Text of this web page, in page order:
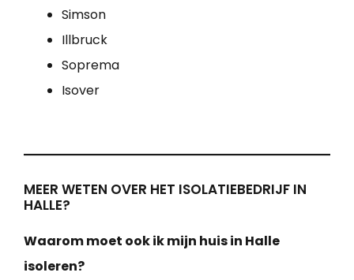
Simson
Illbruck
Soprema
Isover
MEER WETEN OVER HET ISOLATIEBEDRIJF IN
HALLE?
Waarom moet ook ik mijn huis in Halle
isoleren?